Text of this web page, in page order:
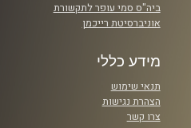
ביה"ס סמי עופר לתקשורת
אוניברסיטת רייכמן
מידע כללי
תנאי שימוש
הצהרת נגישות
צרו קשר